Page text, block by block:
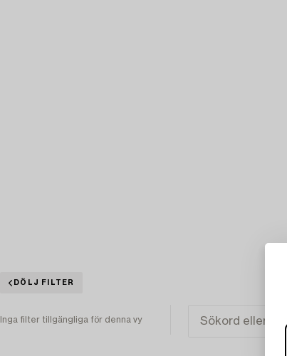
DÖLJ FILTER
Inga filter tillgängliga för denna vy